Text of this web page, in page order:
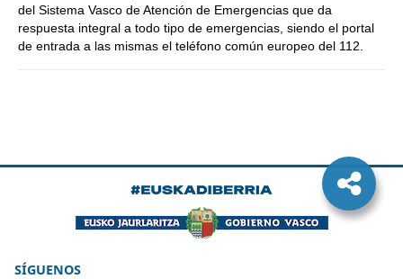
del Sistema Vasco de Atención de Emergencias que da
respuesta integral a todo tipo de emergencias, siendo el portal
de entrada a las mismas el teléfono común europeo del 112.
SÍGUENOS